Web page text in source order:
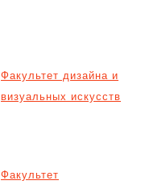
Факультет дизайна и
визуальных искусств
Факультет